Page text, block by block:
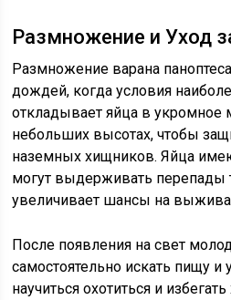
Размножение и Уход
Размножение варана
дождей, когда условия
откладывает яйца в укромное
небольших высотах, чтобы
наземных хищников. Яйца
могут выдерживать перепады
увеличивает шансы на
После появления на свет
самостоятельно искать пищу
научиться охотиться и